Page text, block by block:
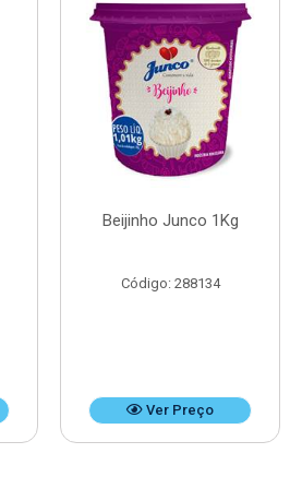
Beijinho Junco 1Kg
Código: 288134
Ver Preço